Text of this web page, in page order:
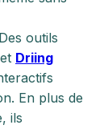
outils
Driing
En plus de
ils